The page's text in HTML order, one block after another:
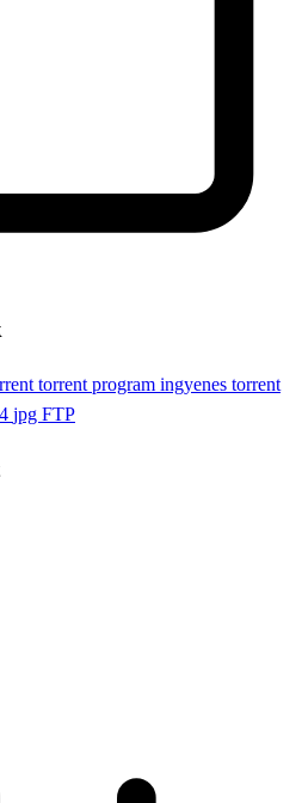
torrent program ingyenes torrent
jpg FTP